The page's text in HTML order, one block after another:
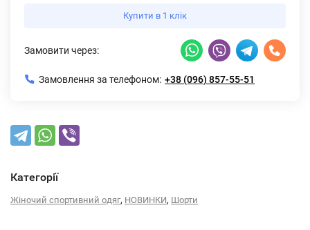
Купити в 1 клік
Замовити через:
Замовлення за телефоном: +38 (096) 857-55-51
Категорії
Жіночий спортивний одяг, НОВИНКИ, Шорти